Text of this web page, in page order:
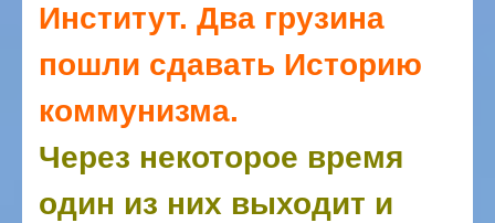
Институт. Два грузина
пошли сдавать Историю
коммунизма.
Через некоторое время
один из них выходит и